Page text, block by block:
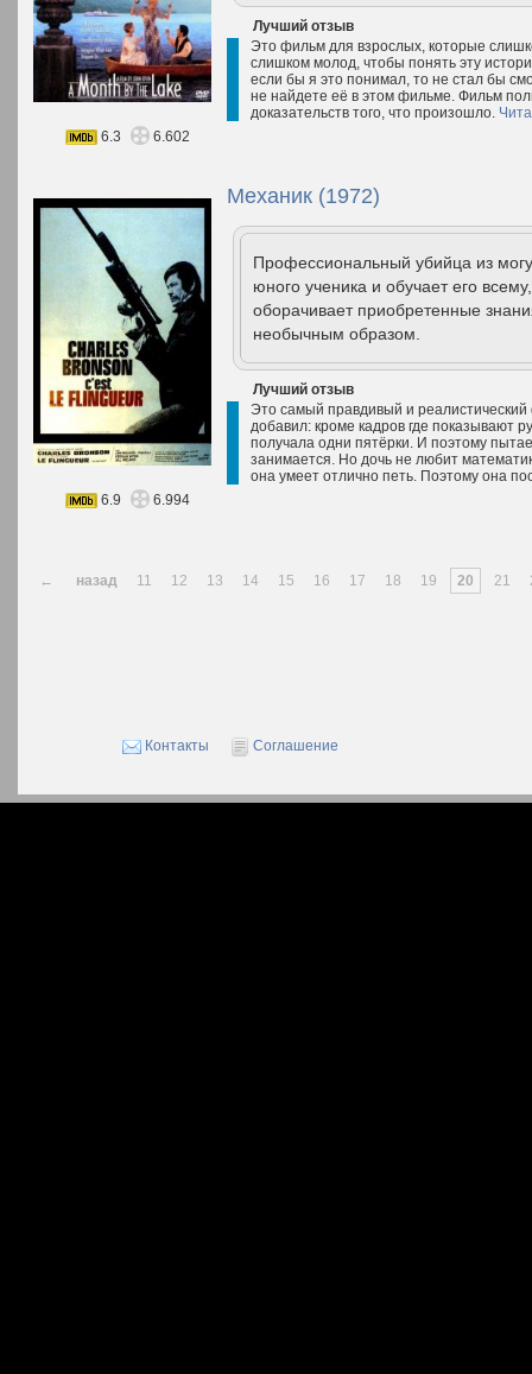
Лучший отзыв
Это фильм для взрослых, которые
слишком молод, чтобы понять эту
если бы я это понимал, то не стал бы
не найдете её в этом фильме. Фильм
доказательств того, что произошло.
6.3
6.602
Механик (1972)
Профессиональный убийца из
юного ученика и обучает его
оборачивает приобретенные
необычным образом.
Лучший отзыв
Это самый правдивый и
добавил: кроме кадров где показывают
получала одни пятёрки. И поэтому
занимается. Но дочь не любит
она умеет отлично петь. Поэтому она
6.9
6.994
← назад 11 12 13 14 15 16 17 18 19 20 21
Контакты Соглашение